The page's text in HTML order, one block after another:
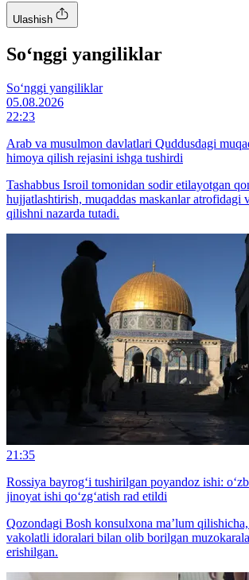
Ulashish
So‘nggi yangiliklar
So‘nggi yangiliklar
05.08.2026
22:23
Arab va musulmon davlatlari Quddusdagi
himoya qilish rejasini ishga tushirdi
Tashabbus Isroil tomonidan sodir etilayotgan
hujjatlashtirish, muqaddas maskanlar atrofidagi
qilishni nazarda tutadi.
21:35
Rossiya bayrog‘i tushirilgan poyandoz ishi:
jinoyat ishi qo‘zg‘atish rad etildi
Qozondagi Bosh konsulxona ma’lum
vakolatli idoralari bilan olib borilgan
erishilgan.